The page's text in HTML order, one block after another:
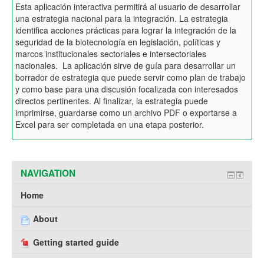
Esta aplicación interactiva permitirá al usuario de desarrollar
una estrategia nacional para la integración. La estrategia
identifica acciones prácticas para lograr la integración de la
seguridad de la biotecnología en legislación, políticas y
marcos institucionales sectoriales e intersectoriales
nacionales. La aplicación sirve de guía para desarrollar un
borrador de estrategia que puede servir como plan de trabajo
y como base para una discusión focalizada con interesados
directos pertinentes. Al finalizar, la estrategia puede
imprimirse, guardarse como un archivo PDF o exportarse a
Excel para ser completada en una etapa posterior.
NAVIGATION
Home
About
Getting started guide